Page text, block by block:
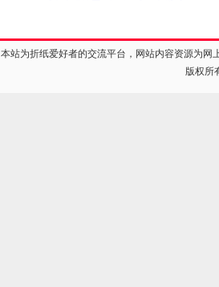
本站为折纸爱好者的交流平台，网站内容资源为
版权所